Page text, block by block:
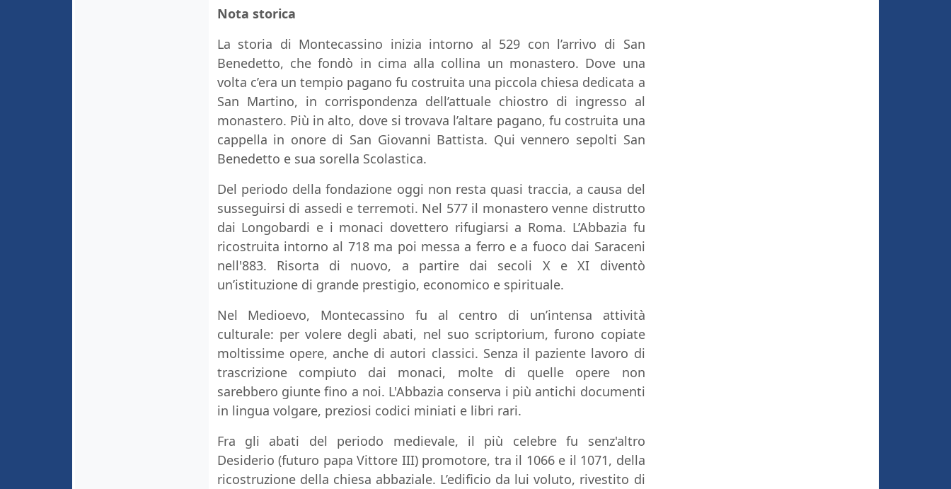
Nota storica
La storia di Montecassino inizia intorno al 529 con l’arrivo di San
Benedetto, che fondò in cima alla collina un monastero. Dove una
volta c’era un tempio pagano fu costruita una piccola chiesa dedicata a
San Martino, in corrispondenza dell’attuale chiostro di ingresso al
monastero. Più in alto, dove si trovava l’altare pagano, fu costruita una
cappella in onore di San Giovanni Battista. Qui vennero sepolti San
Benedetto e sua sorella Scolastica.
Del periodo della fondazione oggi non resta quasi traccia, a causa del
susseguirsi di assedi e terremoti. Nel 577 il monastero venne distrutto
dai Longobardi e i monaci dovettero rifugiarsi a Roma. L’Abbazia fu
ricostruita intorno al 718 ma poi messa a ferro e a fuoco dai Saraceni
nell'883. Risorta di nuovo, a partire dai secoli X e XI diventò
un’istituzione di grande prestigio, economico e spirituale.
Nel Medioevo, Montecassino fu al centro di un’intensa attività
culturale: per volere degli abati, nel suo scriptorium, furono copiate
moltissime opere, anche di autori classici. Senza il paziente lavoro di
trascrizione compiuto dai monaci, molte di quelle opere non
sarebbero giunte fino a noi. L'Abbazia conserva i più antichi documenti
in lingua volgare, preziosi codici miniati e libri rari.
Fra gli abati del periodo medievale, il più celebre fu senz'altro
Desiderio (futuro papa Vittore III) promotore, tra il 1066 e il 1071, della
ricostruzione della chiesa abbaziale. L’edificio da lui voluto, rivestito di